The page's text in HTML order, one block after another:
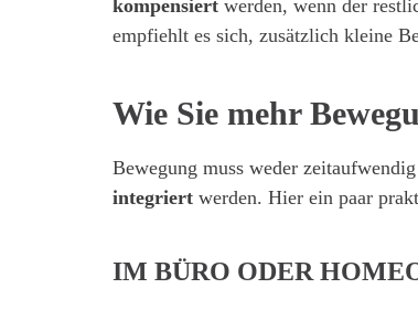
kompensiert werden, wenn der
empfiehlt es sich, zusätzlich kleine
Wie Sie mehr
Bewegung muss weder
integriert werden. Hier ein paar
IM BÜRO ODER